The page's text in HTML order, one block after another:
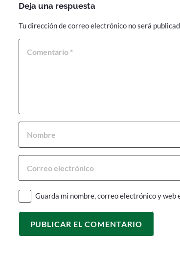
Deja una respuesta
Tu dirección de correo electrónico no será
Guarda mi nombre, correo electrónico y web
PUBLICAR EL COMENTARIO